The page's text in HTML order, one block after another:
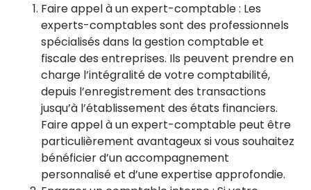
Faire appel à un expert-comptable : Les
experts-comptables sont des professionnels
spécialisés dans la gestion comptable et
fiscale des entreprises. Ils peuvent prendre en
charge l’intégralité de votre comptabilité,
depuis l’enregistrement des transactions
jusqu’à l’établissement des états financiers.
Faire appel à un expert-comptable peut être
particulièrement avantageux si vous souhaitez
bénéficier d’un accompagnement
personnalisé et d’une expertise approfondie.